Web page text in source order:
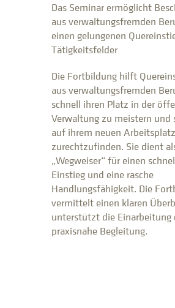
Das Seminar ermöglicht
aus verwaltungsfremden
einen gelungenen
Tätigkeitsfelder
Die Fortbildung hilft
aus verwaltungsfremden
schnell ihren Platz in der
Verwaltung zu meistern und
auf ihrem neuen
zurechtzufinden. Sie dient
„Wegweiser“ für einen
Einstieg und eine rasche
Handlungsfähigkeit. Die
vermittelt einen klaren
unterstützt die Einarbeitung
praxisnahe Begleitung.